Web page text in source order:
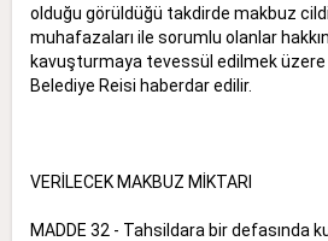
olduğu görüldüğü takdirde makbuz
muhafazaları ile sorumlu olanlar
kavuşturmaya tevessül edilmek
Belediye Reisi haberdar edilir.
VERİLECEK MAKBUZ MİKTARI
MADDE 32 - Tahsildara bir defasında